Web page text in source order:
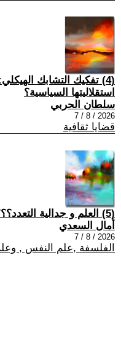
(4) تفكيك التشابك
استقلاليتها السياسية؟
سلطان الحربي
2026 / 8 / 7
قضايا ثقافية
(5) العلم و جدالية التعدد؟؟؟؟؟؟؟؟؟؟؟؟؟؟
أمال السعدي
2026 / 8 / 7
الفلسفة ,علم النفس ,